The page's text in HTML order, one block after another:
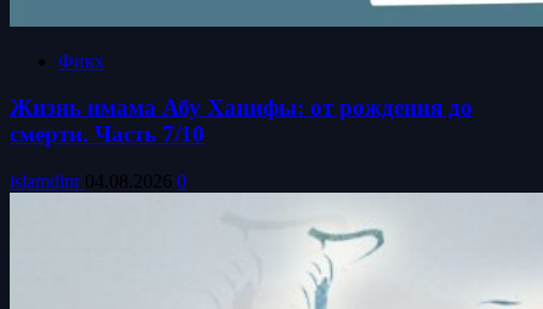
Фикх
Жизнь имама Абу Ханифы: от рождения до
смерти. Часть 7/10
islamdinr 04.08.2026 0